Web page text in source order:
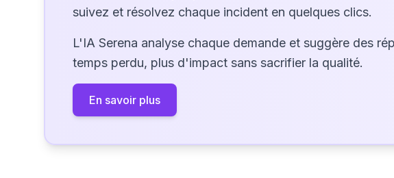
suivez et résolvez chaque incident en quelques clics.
L'IA Serena analyse chaque demande et suggère des
temps perdu, plus d'impact sans sacrifier la qualité.
En savoir plus